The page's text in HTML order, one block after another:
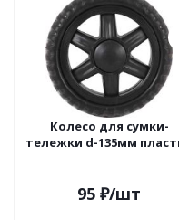
Колесо для сумки-
тележки d-135мм
95 ₽/шт